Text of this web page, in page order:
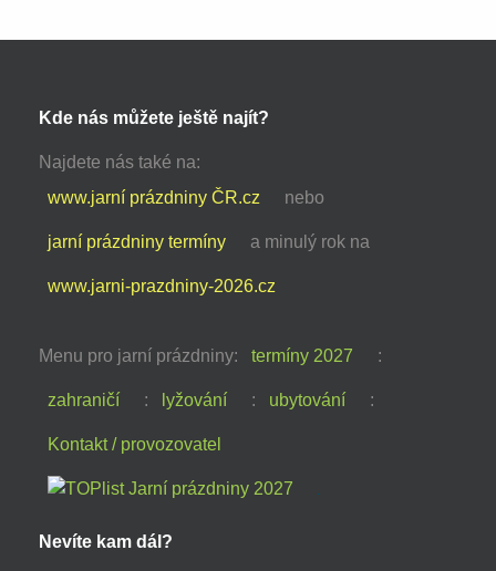
Kde nás můžete ještě najít?
Najdete nás také na:
www.jarní prázdniny ČR.cz
nebo
jarní prázdniny termíny a minulý rok na
www.jarni-prazdniny-2026.cz
Menu pro jarní prázdniny: termíny 2027 :
zahraničí : lyžování : ubytování :
Kontakt / provozovatel
Nevíte kam dál?